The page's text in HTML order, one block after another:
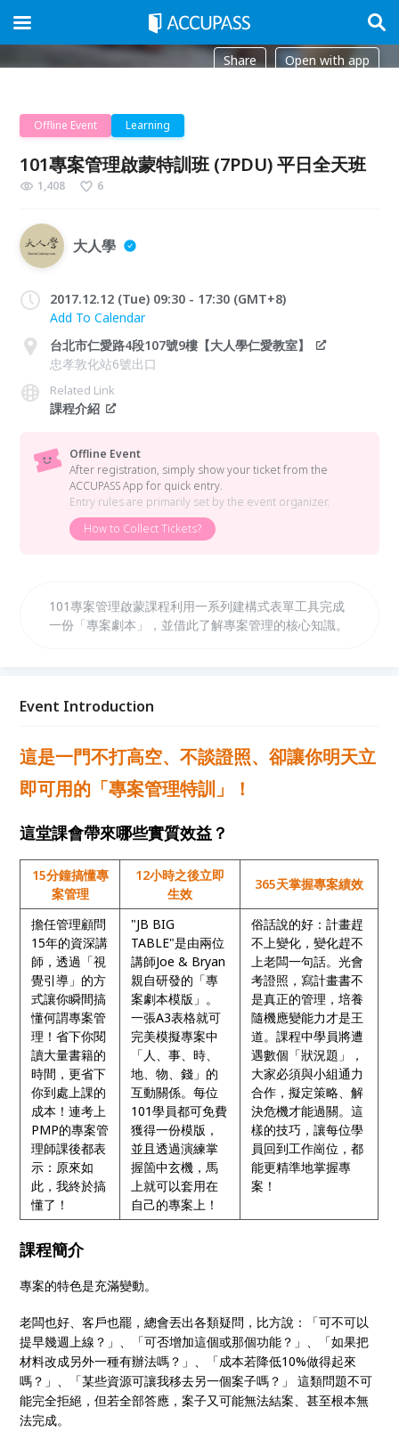
Share Open with app
Offline Event Learning
101專案管理啟蒙特訓班 (7PDU) 平日全天班
1,408 6
大人學
2017.12.12 (Tue) 09:30 - 17:30 (GMT+8)
Add To Calendar
台北市仁愛路4段107號9樓【大人學仁愛教室】
忠孝敦化站6號出口
Related Link
課程介紹
Offline Event
After registration, simply show your ticket from the
ACCUPASS App for quick entry.
Entry rules are primarily set by the event organizer.
How to Collect Tickets?
101專案管理啟蒙課程利用一系列建構式表單工具完成
一份「專案劇本」，並借此了解專案管理的核心知識。
Event Introduction
這是一門不打高空、不談證照、卻讓你明天立
即可用的「專案管理特訓」！
這堂課會帶來哪些實質效益？
15分鐘搞懂專
案管理
12小時之後立即
生效
365天掌握專案績效
擔任管理顧問
15年的資深講
師，透過「視
覺引導」的方
式讓你瞬間搞
懂何謂專案管
理！省下你閱
讀大量書籍的
時間，更省下
你到處上課的
成本！連考上
PMP的專案管
理師課後都表
示：原來如
此，我終於搞
懂了！
"JB BIG
TABLE"是由兩位
講師Joe & Bryan
親自研發的「專
案劇本模版」。
一張A3表格就可
完美模擬專案中
「人、事、時、
地、物、錢」的
互動關係。每位
101學員都可免費
獲得一份模版，
並且透過演練掌
握箇中玄機，馬
上就可以套用在
自己的專案上！
俗話說的好：計畫趕
不上變化，變化趕不
上老闆一句話。光會
考證照，寫計畫書不
是真正的管理，培養
隨機應變能力才是王
道。課程中學員將遭
遇數個「狀況題」，
大家必須與小組通力
合作，擬定策略、解
決危機才能過關。這
樣的技巧，讓每位學
員回到工作崗位，都
能更精準地掌握專
案！
課程簡介
專案的特色是充滿變動。
老闆也好、客戶也罷，總會丟出各類疑問，比方說：「可不可以
提早幾週上線？」、「可否增加這個或那個功能？」、「如果把
材料改成另外一種有辦法嗎？」、「成本若降低10%做得起來
嗎？」、「某些資源可讓我移去另一個案子嗎？」 這類問題不可
能完全拒絕，但若全部答應，案子又可能無法結案、甚至根本無
法完成。